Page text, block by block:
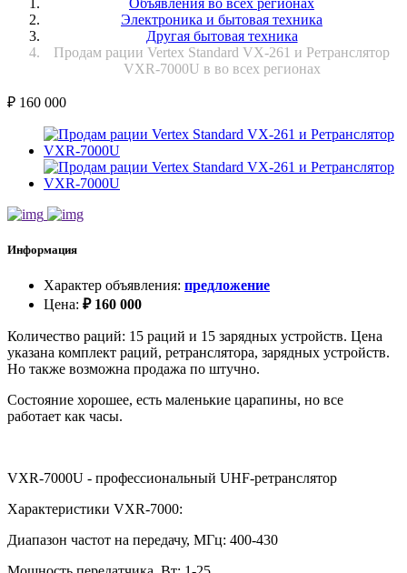
Электроника и бытовая техника
Другая бытовая техника
Продам рации Vertex Standard VX-261 и Ретранслятор
VXR-7000U в во всех регионах
₽ 160 000
Информация
Характер объявления: предложение
Цена: ₽160 000
Количество раций: 15 раций и 15 зарядных устройств. Цена
указана комплект раций, ретранслятора, зарядных устройств.
Но также возможна продажа по штучно.
Состояние хорошее, есть маленькие царапины, но все
работает как часы.
VXR-7000U - профессиональный UHF-ретранслятор
Характеристики VXR-7000:
Диапазон частот на передачу, МГц: 400-430